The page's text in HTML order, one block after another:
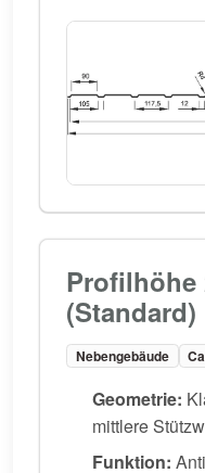
Profilhöhe
(Standard)
Nebengebäude
Geometrie:
mittlere
Funktion: